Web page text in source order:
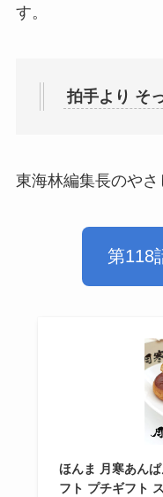
す。
拍手より そ
東海林編集長のやさ
第118
ほんま 月寒あん
フト プチギフト